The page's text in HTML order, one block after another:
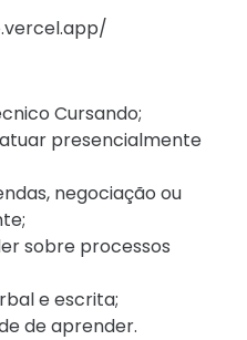
Cursando;
presencialmente
negociação ou
sobre processos
e escrita;
de aprender.